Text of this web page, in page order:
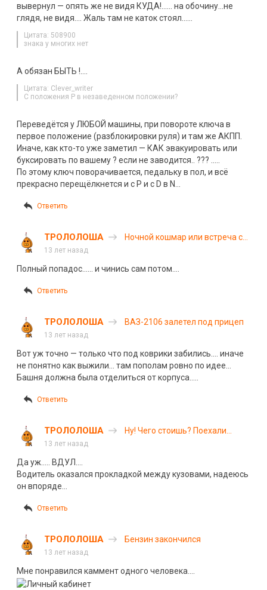
вывернул — опять же не видя КУДА!…… на обочину…не
глядя, не видя…. Жаль там не каток стоял……
Цитата: 508900
знака у многих нет
А обязан БЫТЬ !….
Цитата: Clever_writer
С положения P в незаведенном положении?
Переведётся у ЛЮБОЙ машины, при повороте ключа в
первое положение (разблокировки руля) и там же АКПП.
Иначе, как кто-то уже заметил — КАК эвакуировать или
буксировать по вашему ? если не заводится.. ??? …..
По этому ключ поворачивается, педальку в пол, и всё
прекрасно перещёлкнется и с P и с D в N…
Ответить
ТРОЛОЛОША
Ночной кошмар или встреча с
13 лет назад
Полный попадос…… и чинись сам потом….
Ответить
ТРОЛОЛОША ВАЗ-2106 залетел под прицеп
13 лет назад
Вот уж точно — только что под коврики забились…. иначе
не понятно как выжили… там пополам ровно по идее…
Башня должна была отделиться от корпуса…..
Ответить
ТРОЛОЛОША Ну! Чего стоишь? Поехали…
13 лет назад
Да уж….. ВДУЛ….
Водитель оказался прокладкой между кузовами, надеюсь
он впоряде…
Ответить
ТРОЛОЛОША Бензин закончился
13 лет назад
Мне понравился каммент одного человека….